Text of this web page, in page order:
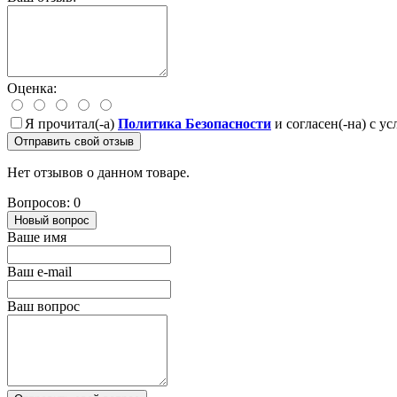
Оценка:
Я прочитал(-а) Политика Безопасности и согласен(-на) с
Отправить свой отзыв
Нет отзывов о данном товаре.
Вопросов: 0
Новый вопрос
Ваше имя
Ваш e-mail
Ваш вопрос